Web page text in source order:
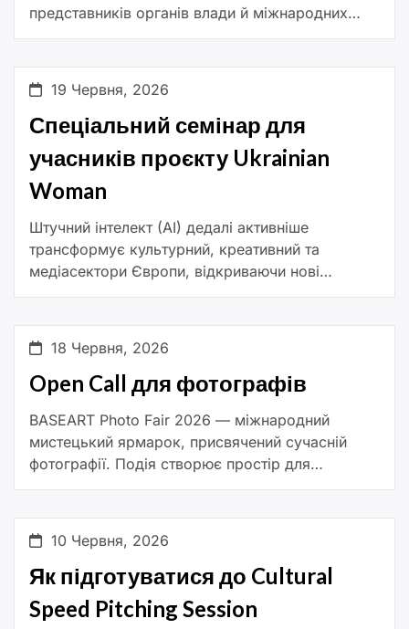
представників органів влади й міжнародних
організацій. З 27 по 30 червня у Львові
19 Червня, 2026
Спеціальний семінар для
учасників проєкту Ukrainian
Woman
Штучний інтелект (AI) дедалі активніше
трансформує культурний, креативний та
медіасектори Європи, відкриваючи нові
можливості для творчості, створення контенту,
аудиторією. У межах цього вебінару експерти
Європейського […]
18 Червня, 2026
Open Call для фотографів
BASEART Photo Fair 2026 — міжнародний
мистецький ярмарок, присвячений сучасній
фотографії. Подія створює простір для
змістовної взаємодії між митцями,
фотографічним мистецтвом. На відміну від
традиційних […]
10 Червня, 2026
Як підготуватися до Cultural
Speed Pitching Session